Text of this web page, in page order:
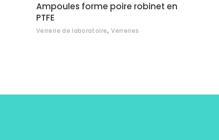
Ampoules forme poire robinet en
PTFE
Verrerie de laboratoire,Verreries